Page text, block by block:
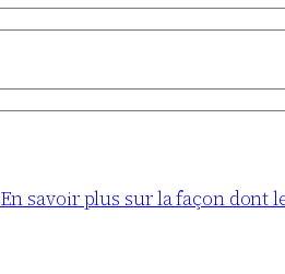
En savoir plus sur la façon dont